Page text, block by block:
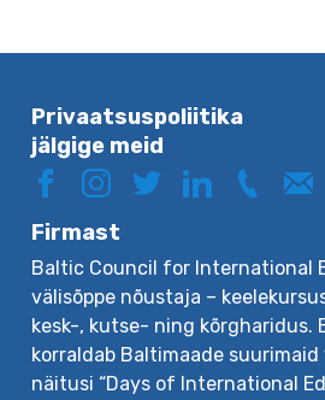
Privaatsuspoliitika
jälgige meid
Firmast
Baltic Council for International
välisõppe nõustaja –
kesk-, kutse- ning kõrgharidus.
korraldab Baltimaade
näitusi “Days of International